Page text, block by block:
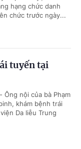
hạng chức danh
chức trước ngày...
tuyến tại
Ông nội của bà Phạm
khám bệnh trái
Da liễu Trung